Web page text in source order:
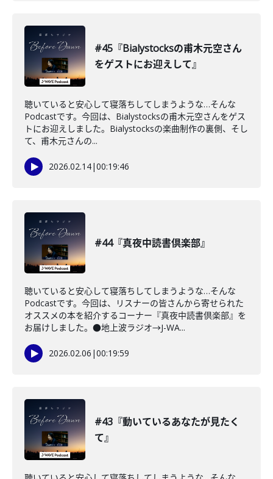
#45『Bialystocksの甫木元空さん
をゲストにお迎えして』
聴いていると安心して寝落ちしてしまうような…そんな
Podcastです。今回は、Bialystocksの甫木元空さんをゲス
トにお迎えしました。Bialystocksの楽曲制作の裏側、そし
て、甫木元さんの...
2026.02.14|00:19:46
#44『真夜中読書倶楽部』
聴いていると安心して寝落ちしてしまうような…そんな
Podcastです。今回は、リスナーの皆さんから寄せられた
オススメの本を紹介するコーナー『真夜中読書倶楽部』を
お届けしました。●地上波ラジオ→J-WA...
2026.02.06 |00:19:59
#43『動いているあなたが見たく
て』